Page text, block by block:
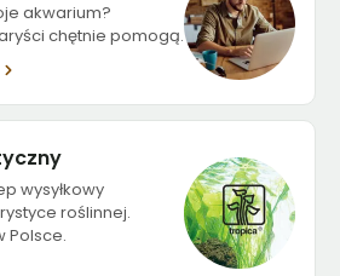
akwarium?
chętnie pomogą.
wysyłkowy
roślinnej.
Polsce.